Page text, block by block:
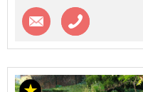
Contacter l'agence